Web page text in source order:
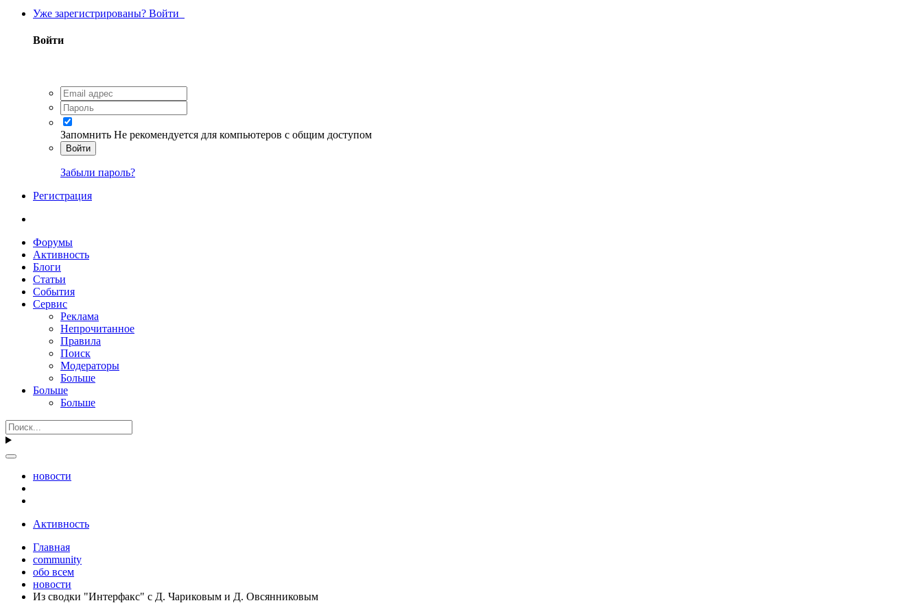
Уже зарегистрированы? Войти
Войти
Запомнить Не рекомендуется для компьютеров с общим доступом
Войти
Забыли пароль?
Регистрация
Форумы
Активность
Блоги
Статьи
События
Сервис
Реклама
Непрочитанное
Правила
Поиск
Модераторы
Больше
Больше
Больше
новости
Активность
Главная
community
обо всем
новости
Из сводки "Интерфакс" с Д. Чариковым и Д. Овсянниковым